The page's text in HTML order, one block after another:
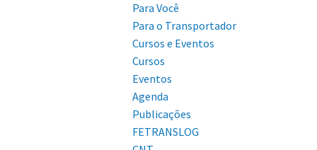
Para Você
Para o Transportador
Cursos e Eventos
Cursos
Eventos
Agenda
Publicações
FETRANSLOG